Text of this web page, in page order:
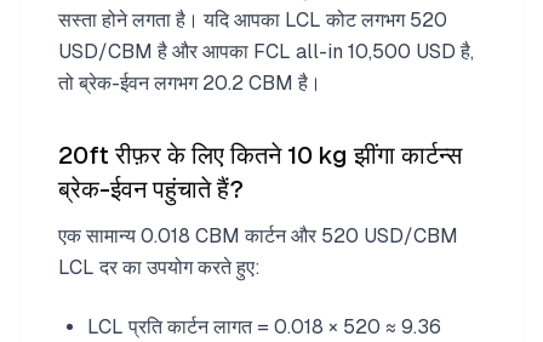
सस्ता होने लगता है। यदि आपका LCL कोट लगभग 520
USD/CBM है और आपका FCL all-in 10,500 USD है,
तो ब्रेक-ईवन लगभग 20.2 CBM है।
20ft रीफ़र के लिए कितने 10 kg झींगा कार्टन्स
ब्रेक-ईवन पहुंचाते हैं?
एक सामान्य 0.018 CBM कार्टन और 520 USD/CBM
LCL दर का उपयोग करते हुए:
LCL प्रति कार्टन लागत = 0.018 × 520 ≈ 9.36